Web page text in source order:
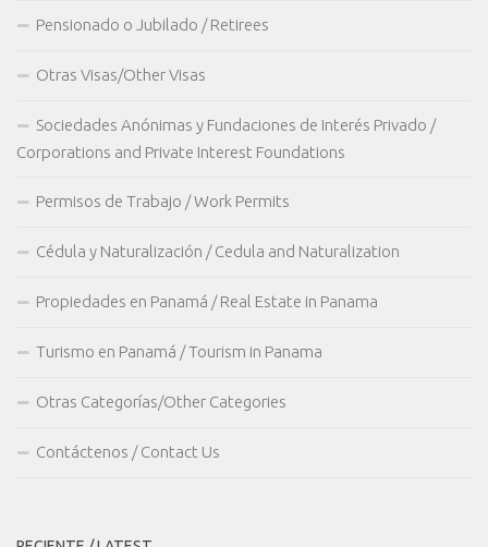
Pensionado o Jubilado / Retirees
Otras Visas/Other Visas
Sociedades Anónimas y Fundaciones de Interés Privado /
Corporations and Private Interest Foundations
Permisos de Trabajo / Work Permits
Cédula y Naturalización / Cedula and Naturalization
Propiedades en Panamá / Real Estate in Panama
Turismo en Panamá / Tourism in Panama
Otras Categorías/Other Categories
Contáctenos / Contact Us